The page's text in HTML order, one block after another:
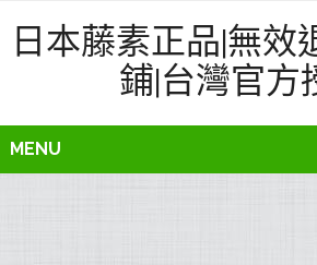
日本藤素正品|無效
鋪|台灣官方
MENU